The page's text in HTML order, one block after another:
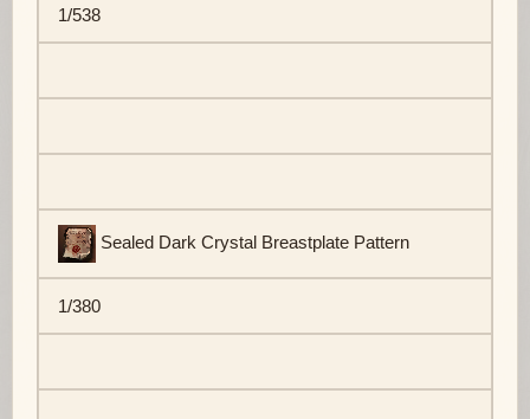
1/538
Sealed Dark Crystal Breastplate Pattern
1/380